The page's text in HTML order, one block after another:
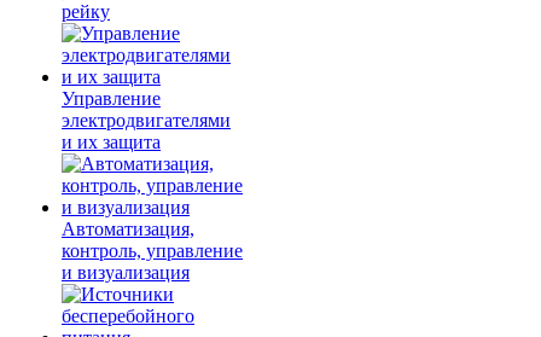
рейку
Управление
электродвигателями
и их защита
Автоматизация,
контроль, управление
и визуализация